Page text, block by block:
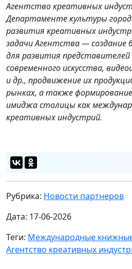
Агентство креативных
Департаменте культуры
развития креативных
задачи Агентства — создание
для развития
современного искусства,
и др., продвижение их
рынках, а также
имиджа столицы как
креативных индустрий.
Рубрика: Новости партнеров
Дата: 17-06-2026
Теги: Международные
Агентство креативных